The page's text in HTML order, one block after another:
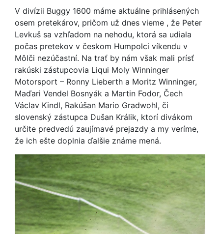
V divízii Buggy 1600 máme aktuálne prihlásených
osem pretekárov, pričom už dnes vieme , že Peter
Levkuš sa vzhľadom na nehodu, ktorá sa udiala
počas pretekov v českom Humpolci víkendu v
Môlči nezúčastní. Na trať by nám však mali prísť
rakúski zástupcovia Liqui Moly Winninger
Motorsport – Ronny Lieberth a Moritz Winninger,
Maďari Vendel Bosnyák a Martin Fodor, Čech
Václav Kindl, Rakúšan Mario Gradwohl, či
slovenský zástupca Dušan Králik, ktorí divákom
určite predvedú zaujímavé prejazdy a my veríme,
že ich ešte doplnia ďalšie známe mená.